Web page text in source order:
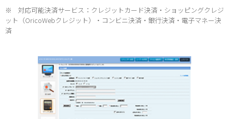
※
対応可能決済サービス：クレジットカード決済・ショッピングクレジ
ット（OricoWebクレジット）・コンビニ決済・銀行決済・電子マネー決
済